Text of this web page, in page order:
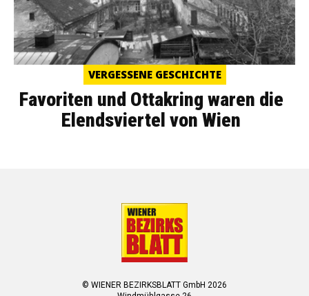
VERGESSENE GESCHICHTE
Favoriten und Ottakring waren die
Elendsviertel von Wien
© WIENER BEZIRKSBLATT GmbH 2026